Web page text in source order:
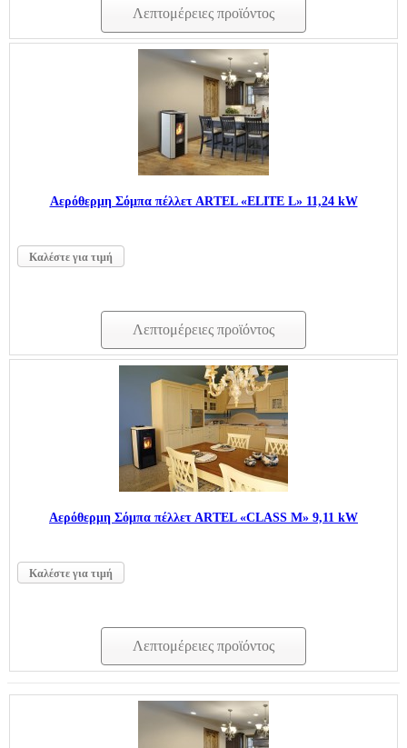
Λεπτομέρειες προϊόντος
Aερόθερμη Σόμπα πέλλετ ARTEL «ELITE L» 11,24 kW
Καλέστε για τιμή
Λεπτομέρειες προϊόντος
Aερόθερμη Σόμπα πέλλετ ARTEL «CLASS M» 9,11 kW
Καλέστε για τιμή
Λεπτομέρειες προϊόντος